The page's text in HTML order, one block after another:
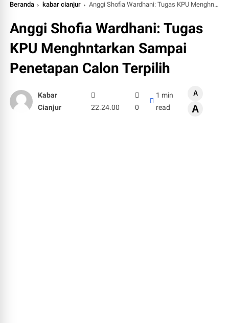
Beranda kabar cianjur Anggi Shofia Wardhani: Tugas KPU Menghntarkan Sampai Penetapan Calon Terpilih
Anggi Shofia Wardhani: Tugas
KPU Menghntarkan Sampai
Penetapan Calon Terpilih
Kabar
Cianjur
22.24.00 0
1 min
read
A
A